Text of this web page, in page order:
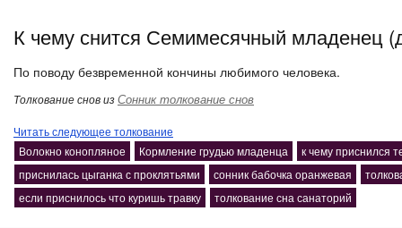
К чему снится Семимесячный младенец
По поводу безвременной кончины любимого человека.
Толкование снов изСонник толкование снов
Читать следующее толкование
Волокно конопляное
Кормление грудью младенца
к чему приснился
приснилась цыганка с проклятьями
сонник бабочка оранжевая
если приснилось что куришь травку
толкование сна санаторий